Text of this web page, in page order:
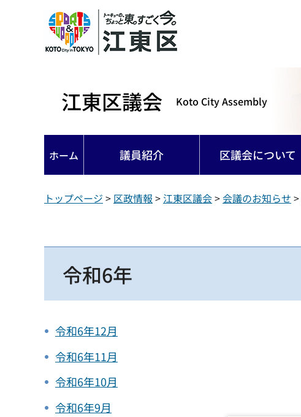
江東区議会 Koto City Assembly
ホーム 議員紹介 区議会について
トップページ > 区政情報 > 江東区議会>会議のお知らせ >
令和6年
令和6年12月
令和6年11月
令和6年10月
令和6年9月